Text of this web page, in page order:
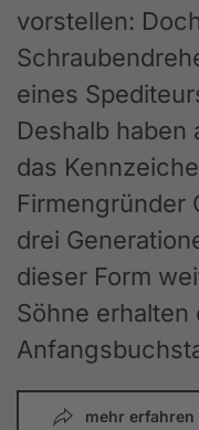
vorstellen:
eines
Deshalb haben
das
Firmengründer
drei
dieser Form
Söhne erhalten
mehr erfahren